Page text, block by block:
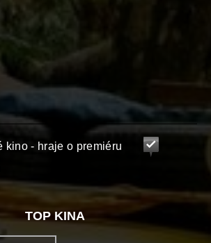
kino - hraje o premiéru
TOP KINA